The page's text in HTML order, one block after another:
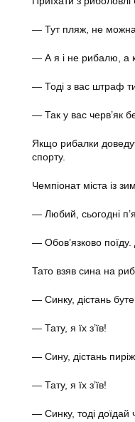
— Тут пляж, не
— А я і не рибалю, а
— Тоді з вас штраф
— Так у вас черв’як
Якщо рибалки
спорту.
Чемпіонат міста із
— Любий, сьогодні
— Обов’язково
Тато взяв сина на
— Синку, дістань
— Тату, я їх з’їв!
— Сину, дістань
— Тату, я їх з’їв!
— Синку, тоді доїдай